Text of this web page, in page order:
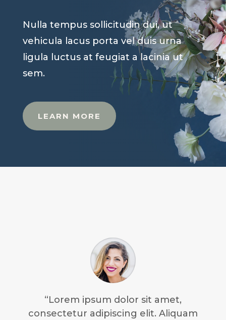
Nulla tempus sollicitudin dui, ut
vehicula lacus porta vel duis urna
ligula luctus at feugiat a lacinia ut
sem.
LEARN MORE
“Lorem ipsum dolor sit amet,
consectetur adipiscing elit. Aliquam